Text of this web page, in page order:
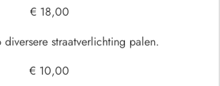
€ 18,00
straatverlichting palen.
€ 10,00